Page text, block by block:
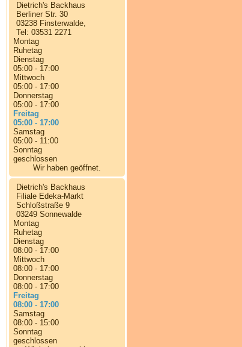
Dietrich's Backhaus
Berliner Str. 30
03238 Finsterwalde,
Tel: 03531 2271
Montag
Ruhetag
Dienstag
05:00 - 17:00
Mittwoch
05:00 - 17:00
Donnerstag
05:00 - 17:00
Freitag
05:00 - 17:00
Samstag
05:00 - 11:00
Sonntag
geschlossen
Wir haben geöffnet.
Dietrich's Backhaus
Filiale Edeka-Markt
Schloßstraße 9
03249 Sonnewalde
Montag
Ruhetag
Dienstag
08:00 - 17:00
Mittwoch
08:00 - 17:00
Donnerstag
08:00 - 17:00
Freitag
08:00 - 17:00
Samstag
08:00 - 15:00
Sonntag
geschlossen